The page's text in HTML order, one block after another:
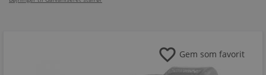
favorite Gem som favorit